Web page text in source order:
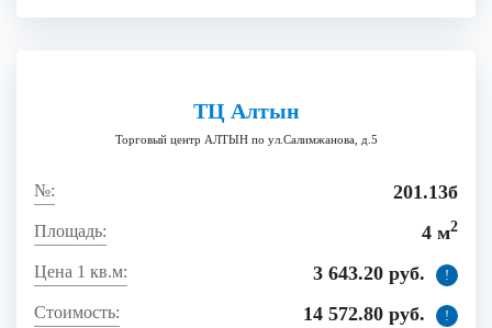
ТЦ Алтын
Торговый центр АЛТЫН по ул.Салимжанова, д.5
201.13б
4 м2
3 643.20 руб. !
14 572.80 руб. !